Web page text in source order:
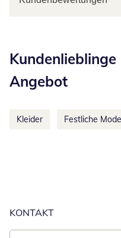
Kundenlieblinge
Angebot
Kleider Festliche Mode
KONTAKT